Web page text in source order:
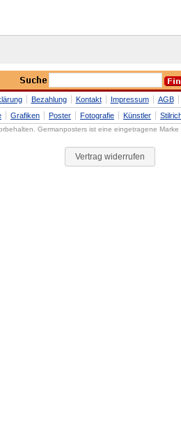
Bezahlung Kontakt Impressum AGB
Grafiken Poster Fotografie Künstler
Germanposters ist eine eingetragene
Vertrag widerrufen